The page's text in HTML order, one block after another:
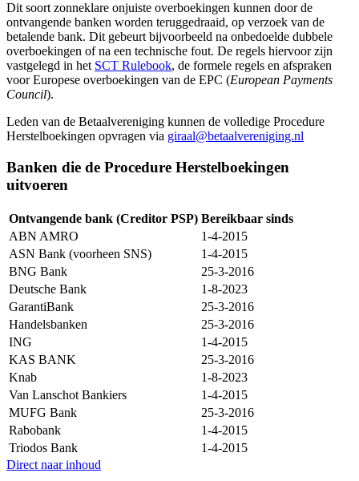
Dit soort zonneklare onjuiste overboekingen kunnen door de
ontvangende banken worden teruggedraaid, op verzoek van de
betalende bank. Dit gebeurt bijvoorbeeld na onbedoelde dubbele
overboekingen of na een technische fout. De regels hiervoor zijn
vastgelegd in het SCT Rulebook, de formele regels en afspraken
voor Europese overboekingen van de EPC (European Payments
Council).
Leden van de Betaalvereniging kunnen de volledige Procedure
Herstelboekingen opvragen via giraal@betaalvereniging.nl
Banken die de Procedure Herstelboekingen
uitvoeren
Ontvangende bank (Creditor PSP) Bereikbaar sinds
ABN AMRO
1-4-2015
ASN Bank (voorheen SNS)
1-4-2015
BNG Bank
25-3-2016
Deutsche Bank
1-8-2023
GarantiBank
25-3-2016
Handelsbanken
25-3-2016
ING
1-4-2015
KAS BANK
25-3-2016
Knab
1-8-2023
Van Lanschot Bankiers
1-4-2015
MUFG Bank
25-3-2016
Rabobank
1-4-2015
Triodos Bank
1-4-2015
Direct naar inhoud